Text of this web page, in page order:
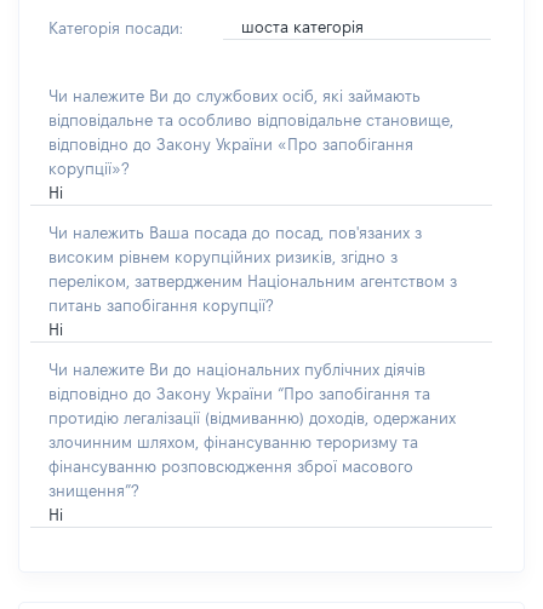
Категорія посади: шоста категорія
Чи належите Ви до службових осіб, які займають
відповідальне та особливо відповідальне становище,
відповідно до Закону України «Про запобігання
корупції»?
Ні
Чи належить Ваша посада до посад, пов'язаних з
високим рівнем корупційних ризиків, згідно з
переліком, затвердженим Національним агентством з
питань запобігання корупції?
Ні
Чи належите Ви до національних публічних діячів
відповідно до Закону України “Про запобігання та
протидію легалізації (відмиванню) доходів, одержаних
злочинним шляхом, фінансуванню тероризму та
фінансуванню розповсюдження зброї масового
знищення”?
Ні